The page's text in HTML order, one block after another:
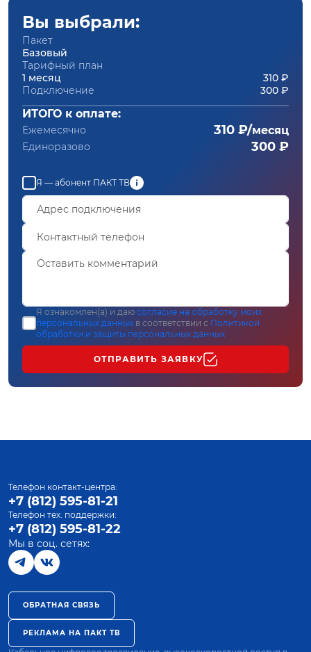
Вы выбрали:
Пакет
Базовый
Тарифный план
1 месяц
310 ₽
Подключение
300 ₽
ИТОГО к оплате:
Ежемесячно 310 ₽/месяц
Единоразово 300 ₽
Я — абонент ПАКТ ТВ
Я ознакомлен(а) и даю согласие на обработку моих
персональных данных в соответствии с Политикой
обработки и защиты персональных данных
ОТПРАВИТЬ ЗАЯВКУ
Телефон контакт-центра:
+7 (812) 595-81-21
Телефон тех. поддержки:
+7 (812) 595-81-22
Мы в соц. сетях:
ОБРАТНАЯ СВЯЗЬ
РЕКЛАМА НА ПАКТ ТВ